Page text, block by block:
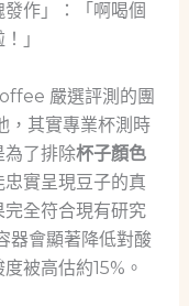
作」：「啊喝個
」
嚴選評測的團
，其實專業杯測時
為了排除杯子顏色
實呈現豆子的真
全符合現有研究
會顯著降低對酸
被高估約15%。